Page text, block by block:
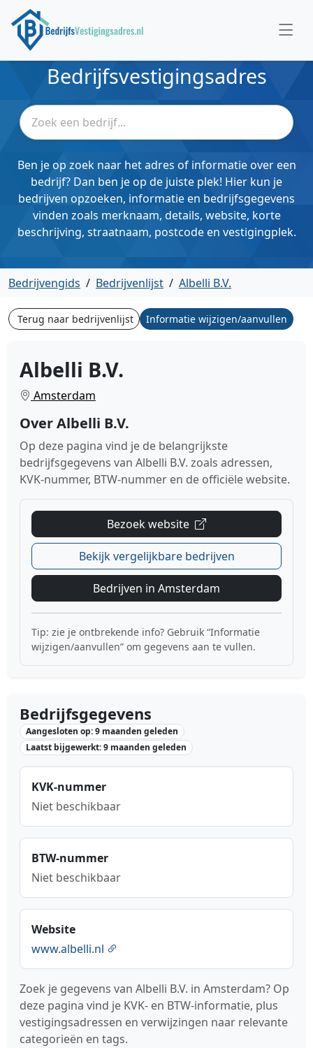
Bedrijfsvestigingsadres
Ben je op zoek naar het adres of informatie over een
bedrijf? Dan ben je op de juiste plek! Hier kun je
bedrijven opzoeken, informatie en bedrijfsgegevens
vinden zoals merknaam, details, website, korte
beschrijving, straatnaam, postcode en vestigingplek.
Bedrijvengids / Bedrijvenlijst / Albelli B.V.
Terug naar bedrijvenlijst Informatie wijzigen/aanvullen
Albelli B.V.
Amsterdam
Over Albelli B.V.
Op deze pagina vind je de belangrijkste
bedrijfsgegevens van Albelli B.V. zoals adressen,
KVK-nummer, BTW-nummer en de officiële website.
Bezoek website
Bekijk vergelijkbare bedrijven
Bedrijven in Amsterdam
Tip: zie je ontbrekende info? Gebruik “Informatie
wijzigen/aanvullen” om gegevens aan te vullen.
Bedrijfsgegevens
Aangesloten op: 9 maanden geleden
Laatst bijgewerkt: 9 maanden geleden
KVK-nummer
Niet beschikbaar
BTW-nummer
Niet beschikbaar
Website
www.albelli.nl
Zoek je gegevens van Albelli B.V. in Amsterdam? Op
deze pagina vind je KVK- en BTW-informatie, plus
vestigingsadressen en verwijzingen naar relevante
categorieën en tags.